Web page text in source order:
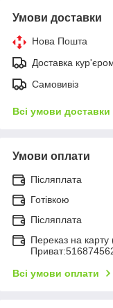
Умови доставки
Нова Пошта
Доставка
Самовивіз
Всі умови доставки
Умови оплати
Післяплата
Готівкою
Післяплата
Переказ на карту
Всі умови оплати